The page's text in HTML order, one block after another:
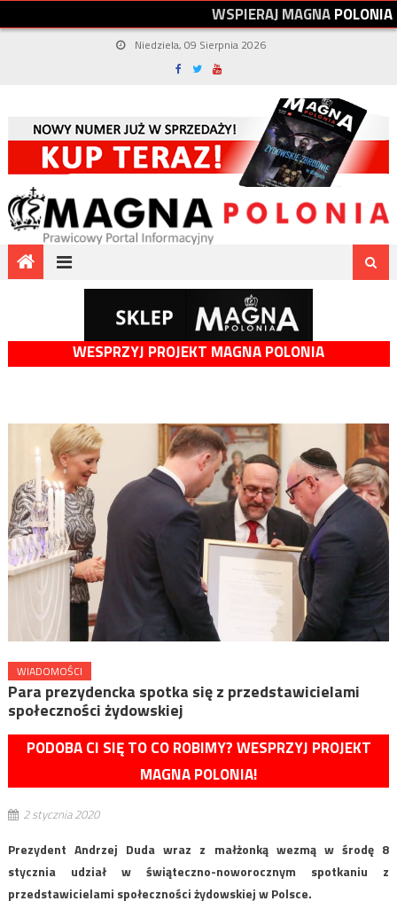
WSPIERAJMAGNAPOLONIA
Niedziela, 09 Sierpnia 2026
WESPRZYJ PROJEKT MAGNA POLONIA
WIADOMOŚCI
Para prezydencka spotka się z przedstawicielami
społeczności żydowskiej
PODOBA CI SIĘ TO CO ROBIMY? WESPRZYJ PROJEKT
MAGNA POLONIA!
2 stycznia 2020
Prezydent Andrzej Duda wraz z małżonką wezmą w środę 8
stycznia udział w świąteczno-noworocznym spotkaniu z
przedstawicielami społeczności żydowskiej w Polsce.